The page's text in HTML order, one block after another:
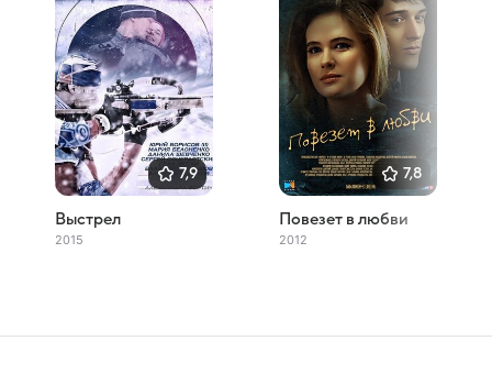
7,9
Выстрел
2015
7,8
Повезет в любви
2012